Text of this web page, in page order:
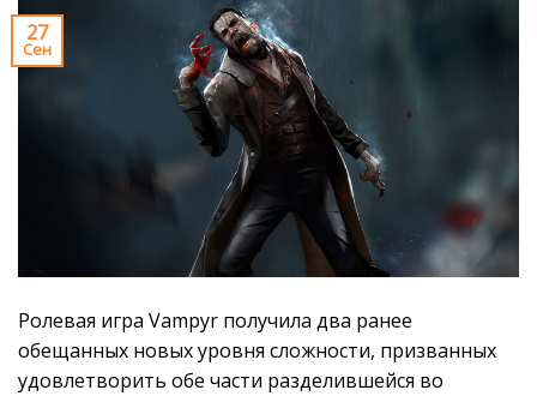
27
Сен
Ролевая игра Vampyr получила два ранее
обещанных новых уровня сложности, призванных
удовлетворить обе части разделившейся во